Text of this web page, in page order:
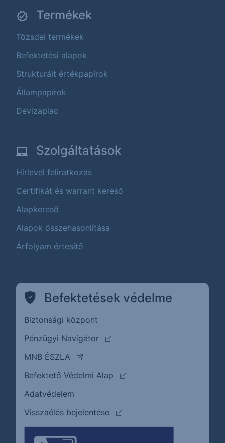
Termékek
Tőzsdei termékek
Befektetési alapok
Strukturált értékpapírok
Állampapírok
Devizapiac
Szolgáltatások
Hírlevél feliratkozás
Certifikát és warrant kereső
Alapkereső
Alapok összehasonlítása
Árfolyam értesítő
Befektetések védelme
Biztonsági központ
Pénzügyi Navigátor
(külső oldalra ugrik)
MNB ÉSZLA
(külső oldalra ugrik)
Befektető Védelmi Alap
(külső oldalra ugrik)
Adatvédelem
Visszaélés bejelentése
(külső oldalra ugrik)